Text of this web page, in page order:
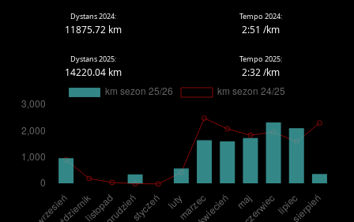
Dystans 2024:
11875.72 km
Tempo 2024:
2:51 /km
Dystans 2025:
14220.04 km
Tempo 2025:
2:32 /km